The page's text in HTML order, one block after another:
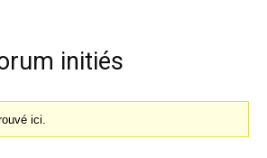
initiés
ici.